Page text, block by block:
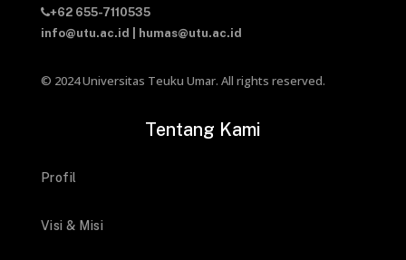
+62 655-7110535
info@utu.ac.id
humas@utu.ac.id
© 2024 Universitas Teuku Umar. All rights reserved.
Tentang Kami
Profil
Visi & Misi